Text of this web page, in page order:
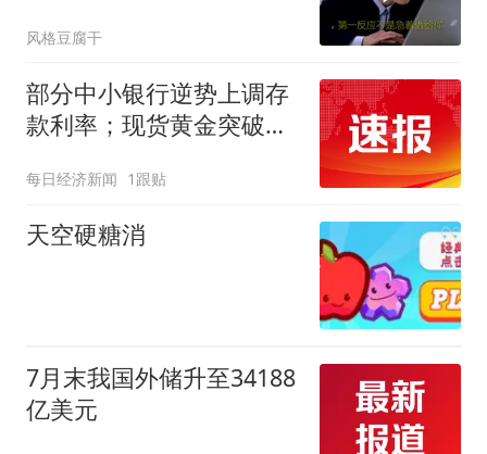
风格豆腐干
部分中小银行逆势上调存
款利率；现货黄金突破
参
每日经济新闻 1跟贴
天空硬糖消
7月末我国外储升至34188
亿美元